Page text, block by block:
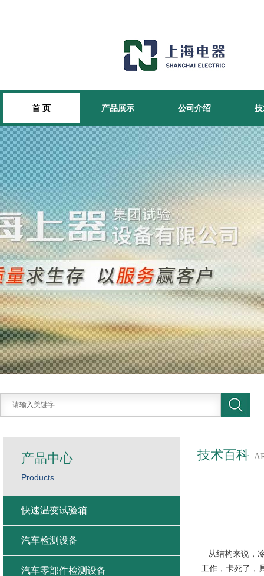
首 页 产品展示 公司介绍
技术百科
从结构来说，
工作，卡死了，
产品中心
Products
快速温变试验箱
汽车检测设备
汽车零部件检测设备